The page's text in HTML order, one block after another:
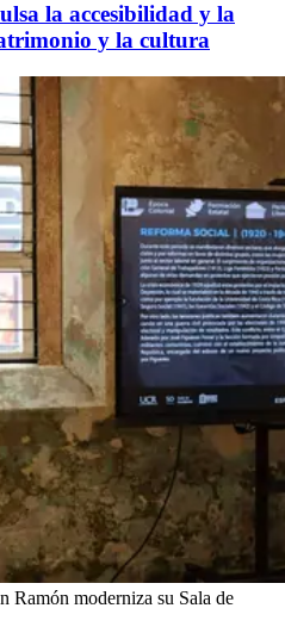
la accesibilidad y la
y la cultura
Ramón moderniza su Sala de